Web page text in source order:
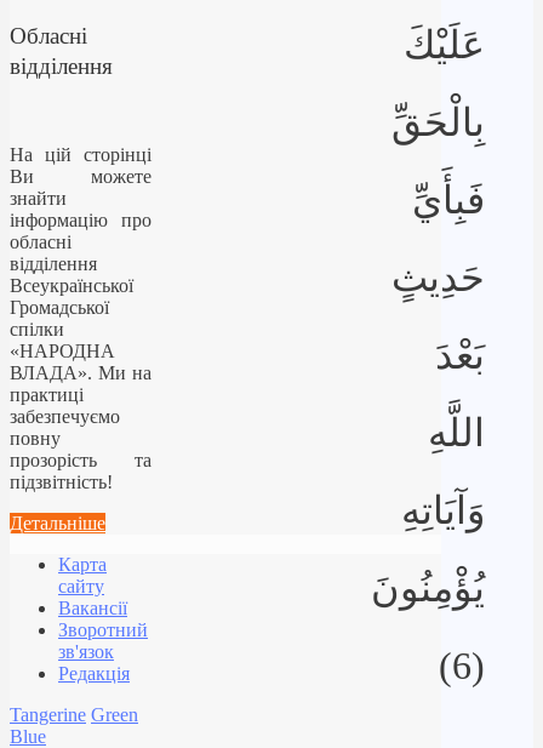
عَلَيْكَ
بِالْحَقِّ
فَبِأَيِّ
حَدِيثٍ
بَعْدَ
اللَّهِ
وَآيَاتِهِ
يُؤْمِنُونَ
(6)
Обласні
відділення
На цій сторінці
Ви можете
знайти
інформацію про
обласні
відділення
Всеукраїнської
Громадської
спілки
«НАРОДНА
ВЛАДА». Ми на
практиці
забезпечуємо
повну
прозорість та
підзвітність!
Детальніше
Карта
сайту
Вакансії
Зворотний
зв'язок
Редакція
Tangerine Green
Blue